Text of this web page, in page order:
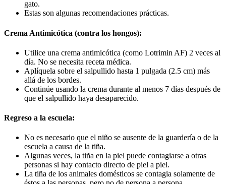
gato.
Estas son algunas recomendaciones prácticas.
Crema Antimicótica (contra los hongos):
Utilice una crema antimicótica (como Lotrimin AF) 2 veces al
día. No se necesita receta médica.
Aplíquela sobre el salpullido hasta 1 pulgada (2.5 cm) más
allá de los bordes.
Continúe usando la crema durante al menos 7 días después de
que el salpullido haya desaparecido.
Regreso a la escuela:
No es necesario que el niño se ausente de la guardería o de la
escuela a causa de la tiña.
Algunas veces, la tiña en la piel puede contagiarse a otras
personas si hay contacto directo de piel a piel.
La tiña de los animales domésticos se contagia solamente de